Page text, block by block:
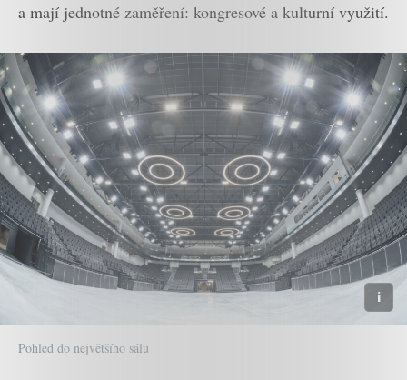
a mají jednotné zaměření: kongresové a kulturní využití.
Pohled do největšího sálu